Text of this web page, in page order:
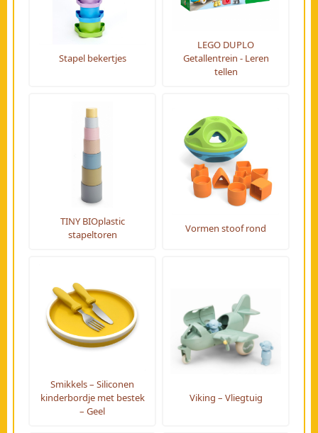
Stapel bekertjes
LEGO DUPLO
Getallentrein - Leren
tellen
TINY BIOplastic
stapeltoren
Vormen stoof rond
Smikkels – Siliconen
kinderbordje met bestek
– Geel
Viking – Vliegtuig